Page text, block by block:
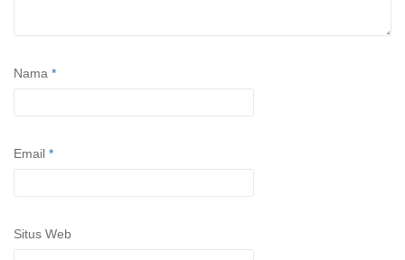
Nama *
Email *
Situs Web